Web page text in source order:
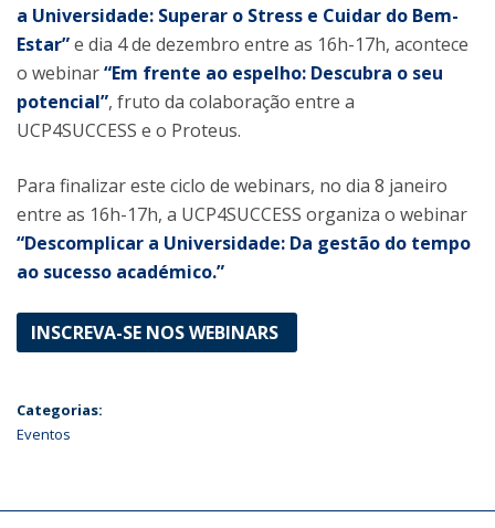
a Universidade: Superar o Stress e Cuidar do Bem-
Estar”e dia 4 de dezembro entre as 16h-17h, acontece
o webinar“Em frente ao espelho: Descubra o seu
potencial”, fruto da colaboração entre a
UCP4SUCCESS e o Proteus.
Para finalizar este ciclo de webinars, no dia 8 janeiro
entre as 16h-17h, a UCP4SUCCESS organiza o webinar
“Descomplicar a Universidade: Da gestão do tempo
ao sucesso académico.”
INSCREVA-SE NOS WEBINARS
Categorias:
Eventos